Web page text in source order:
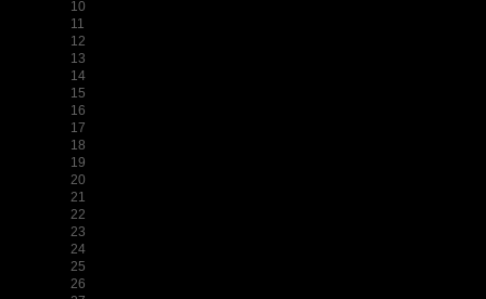
10
11
12
13
14
15
16
17
18
19
20
21
22
23
24
25
26